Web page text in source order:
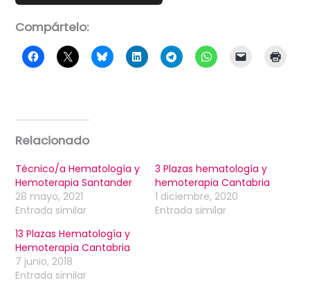
Compártelo:
Relacionado
Técnico/a Hematología y
Hemoterapia Santander
28 mayo, 2021
Entrada similar
3 Plazas hematología y
hemoterapia Cantabria
1 diciembre, 2020
Entrada similar
13 Plazas Hematología y
Hemoterapia Cantabria
7 junio, 2018
Entrada similar